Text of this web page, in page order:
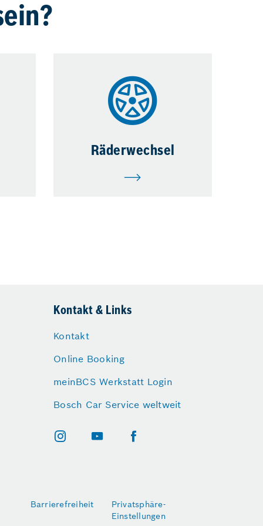
Räderwechsel
Kontakt & Links
Kontakt
Online Booking
meinBCS Werkstatt Login
Bosch Car Service weltweit
Barrierefreiheit
Privatsphäre-
Einstellungen